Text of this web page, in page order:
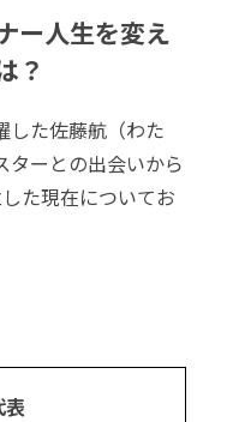
ー人生を変え
？
した佐藤航（わた
ターとの出会いから
た現在についてお
表